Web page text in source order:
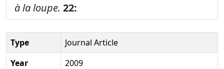
à la loupe. 22:
Type
Journal Article
Year
2009